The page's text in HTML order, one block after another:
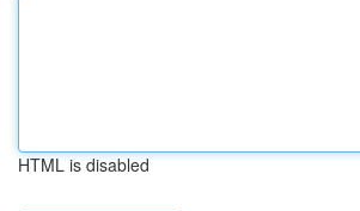
HTML is disabled